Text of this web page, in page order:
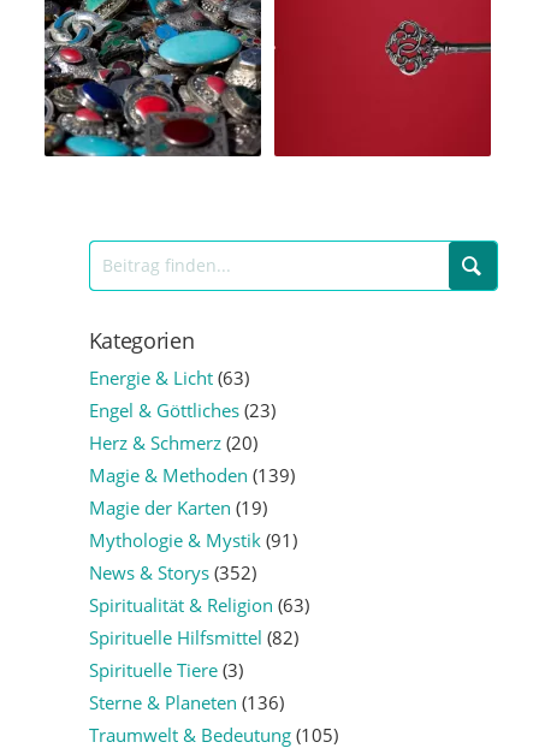
Kategorien
Energie & Licht(63)
Engel & Göttliches(23)
Herz & Schmerz(20)
Magie & Methoden (139)
Magie der Karten (19)
Mythologie & Mystik(91)
News & Storys(352)
Spiritualität & Religion (63)
Spirituelle Hilfsmittel (82)
Spirituelle Tiere(3)
Sterne & Planeten (136)
Traumwelt & Bedeutung(105)